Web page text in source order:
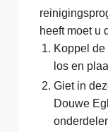
heeft moet u
Koppel
los en
Giet in
Douwe